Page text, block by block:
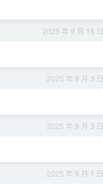
2025 年 9 月 18 日
2025 年 9 月 3 日
2025 年 9 月 3 日
2025 年 9 月 1 日